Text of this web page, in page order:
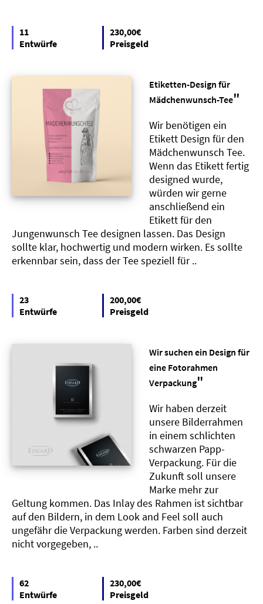
11
Entwürfe
230,00€
Preisgeld
Etiketten-Design für
Mädchenwunsch-Tee"
Wir benötigen ein
Etikett Design für den
Mädchenwunsch Tee.
Wenn das Etikett fertig
designed wurde,
würden wir gerne
anschließend ein
Etikett für den
Jungenwunsch Tee designen lassen. Das Design
sollte klar, hochwertig und modern wirken. Es sollte
erkennbar sein, dass der Tee speziell für ..
23
Entwürfe
200,00€
Preisgeld
Wir suchen ein Design für
eine Fotorahmen
Verpackung"
Wir haben derzeit
unsere Bilderrahmen
in einem schlichten
schwarzen Papp-
Verpackung. Für die
Zukunft soll unsere
Marke mehr zur
Geltung kommen. Das Inlay des Rahmen ist sichtbar
auf den Bildern, in dem Look and Feel soll auch
ungefähr die Verpackung werden. Farben sind derzeit
nicht vorgegeben, ..
62
Entwürfe
230,00€
Preisgeld